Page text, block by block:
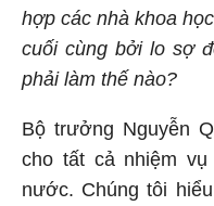
hợp các nhà khoa
cuối cùng bởi lo sợ
phải làm thế nào?
Bộ trưởng Nguyễn
cho tất cả nhiệm vụ
nước. Chúng tôi